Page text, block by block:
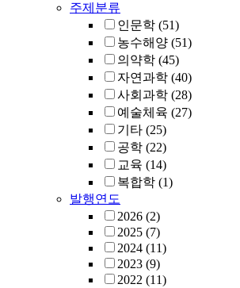
주제분류
인문학 (51)
농수해양 (51)
의약학 (45)
자연과학 (40)
사회과학 (28)
예술체육 (27)
기타 (25)
공학 (22)
교육 (14)
복합학 (1)
발행연도
2026 (2)
2025 (7)
2024 (11)
2023 (9)
2022 (11)